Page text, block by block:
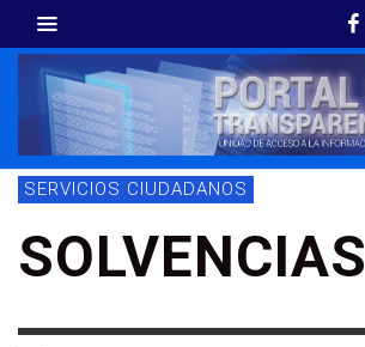
SERVICIOS CIUDADANOS
SOLVENCIAS